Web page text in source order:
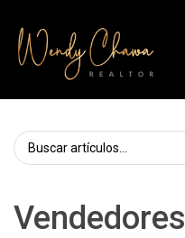
Vendedores